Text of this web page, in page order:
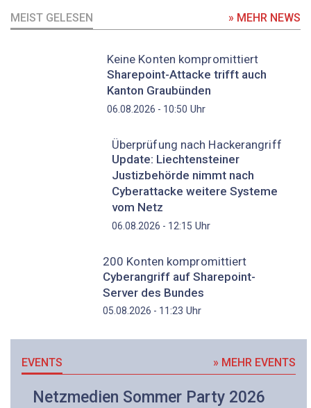
MEIST GELESEN » MEHR NEWS
Keine Konten kompromittiert
Sharepoint-Attacke trifft auch
Kanton Graubünden
06.08.2026 - 10:50 Uhr
Überprüfung nach Hackerangriff
Update: Liechtensteiner
Justizbehörde nimmt nach
Cyberattacke weitere Systeme
vom Netz
06.08.2026 - 12:15 Uhr
200 Konten kompromittiert
Cyberangriff auf Sharepoint-
Server des Bundes
05.08.2026 - 11:23 Uhr
EVENTS » MEHR EVENTS
Netzmedien Sommer Party 2026